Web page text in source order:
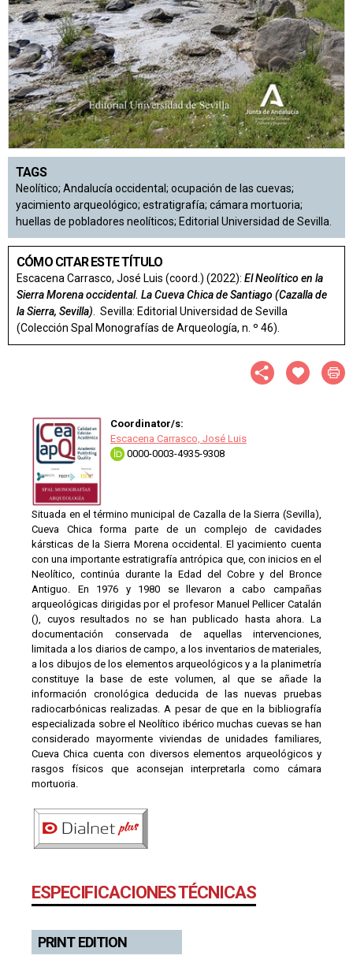
TAGS
Neolítico; Andalucía occidental; ocupación de las cuevas;
yacimiento arqueológico; estratigrafía; cámara mortuoria;
huellas de pobladores neolíticos; Editorial Universidad de Sevilla.
CÓMO CITAR ESTE TÍTULO
Escacena Carrasco, José Luis (coord.) (2022): El Neolítico en la
Sierra Morena occidental. La Cueva Chica de Santiago (Cazalla de
la Sierra, Sevilla) . Sevilla: Editorial Universidad de Sevilla
(Colección Spal Monografías de Arqueología, n. º 46).
Coordinator/s:
Escacena Carrasco, José Luis
0000-0003-4935-9308
Situada en el término municipal de Cazalla de la Sierra (Sevilla),
Cueva Chica forma parte de un complejo de cavidades
kársticas de la Sierra Morena occidental. El yacimiento cuenta
con una importante estratigrafía antrópica que, con inicios en el
Neolítico, continúa durante la Edad del Cobre y del Bronce
Antiguo. En 1976 y 1980 se llevaron a cabo campañas
arqueológicas dirigidas por el profesor Manuel Pellicer Catalán
(), cuyos resultados no se han publicado hasta ahora. La
documentación conservada de aquellas intervenciones,
limitada a los diarios de campo, a los inventarios de materiales,
a los dibujos de los elementos arqueológicos y a la planimetría
constituye la base de este volumen, al que se añade la
información cronológica deducida de las nuevas pruebas
radiocarbónicas realizadas. A pesar de que en la bibliografía
especializada sobre el Neolítico ibérico muchas cuevas se han
considerado mayormente viviendas de unidades familiares,
Cueva Chica cuenta con diversos elementos arqueológicos y
rasgos físicos que aconsejan interpretarla como cámara
mortuoria.
ESPECIFICACIONES TÉCNICAS
PRINT EDITION